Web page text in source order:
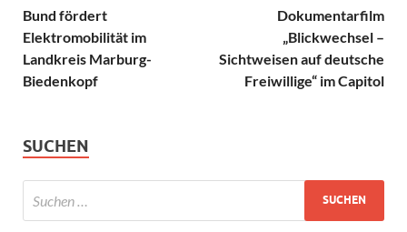
Bund fördert
Elektromobilität im
Landkreis Marburg-
Biedenkopf
Dokumentarfilm
„Blickwechsel –
Sichtweisen auf deutsche
Freiwillige“ im Capitol
SUCHEN